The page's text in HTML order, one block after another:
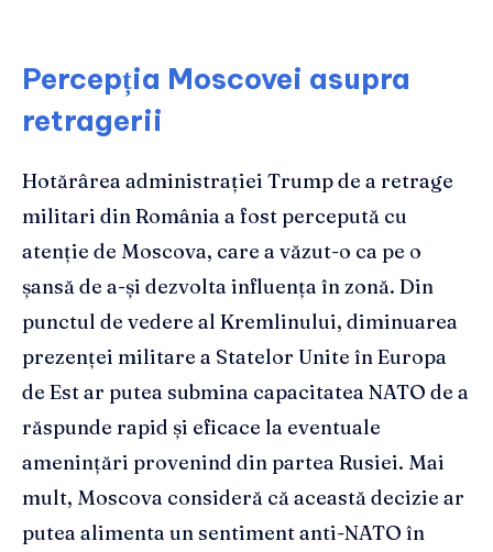
Percepția Moscovei asupra
retragerii
Hotărârea administrației Trump de a retrage
militari din România a fost percepută cu
atenție de Moscova, care a văzut-o ca pe o
șansă de a-și dezvolta influența în zonă. Din
punctul de vedere al Kremlinului, diminuarea
prezenței militare a Statelor Unite în Europa
de Est ar putea submina capacitatea NATO de a
răspunde rapid și eficace la eventuale
amenințări provenind din partea Rusiei. Mai
mult, Moscova consideră că această decizie ar
putea alimenta un sentiment anti-NATO în